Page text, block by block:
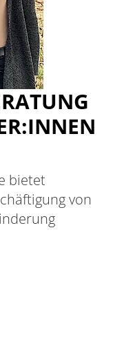
bietet
von